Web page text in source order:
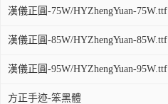
漢儀正圓-75W/HYZhengYuan-75W.ttf
漢儀正圓-85W/HYZhengYuan-85W.ttf
漢儀正圓-95W/HYZhengYuan-95W.ttf
方正手迹-笨黑體